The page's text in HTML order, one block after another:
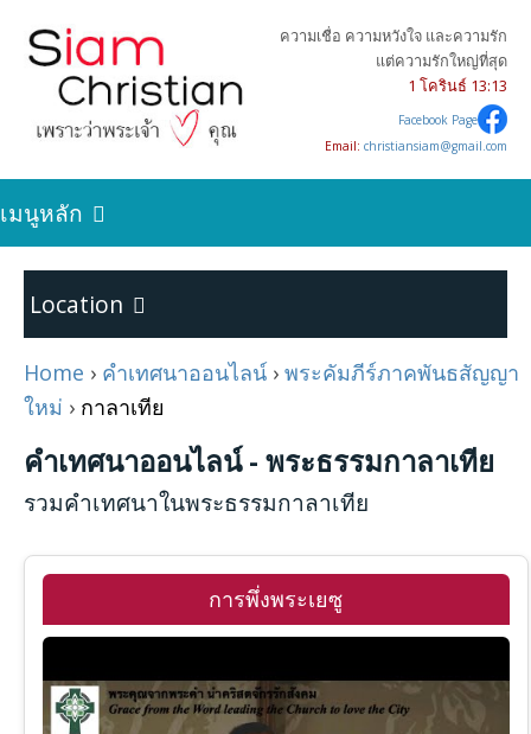
ความเชื่อ ความหวังใจ และความรัก
แต่ความรักใหญ่ที่สุด
1 โครินธ์ 13:13
Facebook Page
Email: christiansiam@gmail.com
เมนูหลัก
เริ่มต้นการเป็นคริสเตียน
บทความคริสเตียน
รายชื่อคริสตจักร
ดูหนังพระเยซู
Location
Home
พระคัมภีร์ภาคพันธสัญญาเดิม 24
อพยพ
รวมพระคัมภีร์ภาคพันธสัญญาใหม่
มัทธิว
Home › คำเทศนาออนไลน์ › พระคัมภีร์ภาคพันธสัญญา
ใหม่ › กาลาเทีย
คำเทศนาออนไลน์ - พระธรรมกาลาเทีย
รวมคำเทศนาในพระธรรมกาลาเทีย
การพึ่งพระเยซู